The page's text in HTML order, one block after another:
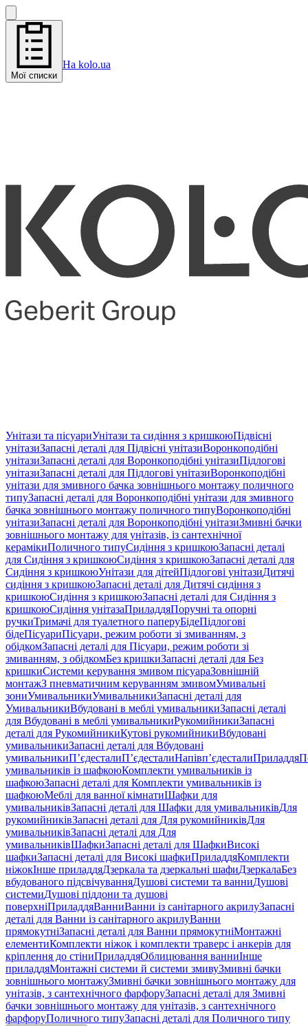
Мої списки
На kolo.ua
Унітази та пісуариУнітази та сидіння з кришкоюПідвісні
унітазиЗапасні деталі для Підвісні унітазиВоронкоподібні
унітазиЗапасні деталі для Воронкоподібні унітазиПідлогові
унітазиЗапасні деталі для Підлогові унітазиВоронкоподібні
унітази для змивного бачка зовнішнього монтажу поличного
типуЗапасні деталі для Воронкоподібні унітази для змивного
бачка зовнішнього монтажу поличного типуВоронкоподібні
унітазиЗапасні деталі для Воронкоподібні унітазиЗмивні бачки
зовнішнього монтажу для унітазів, із сантехнічної
керамікиПоличного типуСидіння з кришкоюЗапасні деталі
для Сидіння з кришкоюСидіння з кришкоюЗапасні деталі для
Сидіння з кришкоюУнітази для дітейПідлогові унітазиДитячі
сидіння з кришкоюЗапасні деталі для Дитячі сидіння з
кришкоюСидіння з кришкоюЗапасні деталі для Сидіння з
кришкоюСидіння унітазаПриладдяПоручні та опорні
ручкиТримачі для туалетного паперуБідеПідлогові
бідеПісуариПісуари, режим роботи зі змиванням, з
обідкомЗапасні деталі для Пісуари, режим роботи зі
змиванням, з обідкомБез кришкиЗапасні деталі для Без
кришкиСистеми керування змивом пісуараЗовнішній
монтажЗ пневматичним керуванням змивомУмивальні
зониУмивальникиУмивальникиЗапасні деталі для
УмивальникиВбудовані в меблі умивальникиЗапасні деталі
для Вбудовані в меблі умивальникиРукомийникиЗапасні
деталі для РукомийникиКутові рукомийникиВбудовані
умивальникиЗапасні деталі для Вбудовані
умивальникиП’єдесталиП’єдесталиНапівп’єдесталиПриладдя
умивальників із шафкоюКомплекти умивальників із
шафкоюЗапасні деталі для Комплекти умивальників із
шафкоюМеблі для ванної кімнатиШафки для
умивальниківЗапасні деталі для Шафки для умивальниківДля
рукомийниківЗапасні деталі для Для рукомийниківДля
умивальниківЗапасні деталі для Для
умивальниківШафкиЗапасні деталі для ШафкиВисокі
шафкиЗапасні деталі для Високі шафкиПриладдяКомплекти
ніжокІнше приладдяДзеркала та дзеркальні шафиДзеркалаБез
вбудованого підсвічуванняДушові системи та ванниДушові
системиДушові піддони та душові
поверхніПриладдяВанниВанни із санітарного акрилуЗапасні
деталі для Ванни із санітарного акрилуВанни
прямокутніЗапасні деталі для Ванни прямокутніМонтажні
елементиКомплекти ніжок і комплекти траверс і анкерів для
кріплення до стіниПриладдяОблицювання ванниІнше
приладдяМонтажні системи й системи змивуЗмивні бачки
зовнішнього монтажуЗмивні бачки зовнішнього монтажу для
унітазів, з сантехнічного фарфоруЗапасні деталі для Змивні
бачки зовнішнього монтажу для унітазів, з сантехнічного
фарфоруПоличного типуЗапасні деталі для Поличного типу